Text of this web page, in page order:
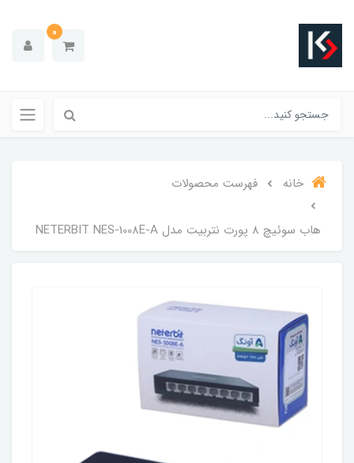
0
خانه فهرست محصولات
هاب سوئیچ 8 پورت نتربیت مدل NETERBIT NES-1008E-A